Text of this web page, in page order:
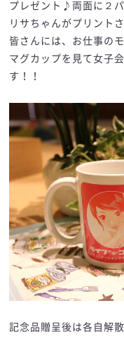
プレゼント♪両面に２
リサちゃんがプリント
皆さんには、お仕事の
マグカップを見て女子
す！！
記念品贈呈後は各自解